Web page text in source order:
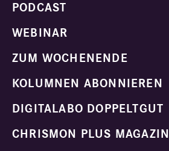
PODCAST
WEBINAR
ZUM WOCHENENDE
KOLUMNEN ABONNIEREN
DIGITALABO DOPPELTGUT
CHRISMON PLUS MAGAZIN